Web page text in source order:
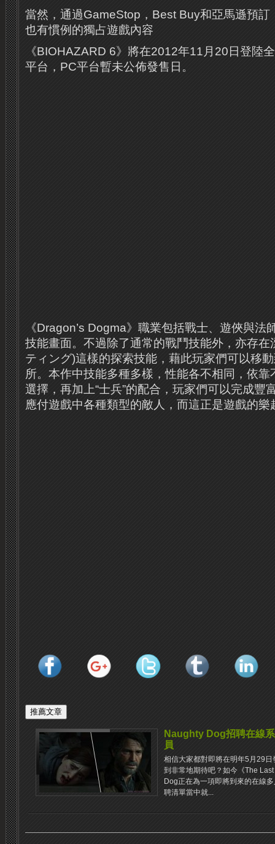
當然，通過GameStop，Best Buy和亞馬遜預訂
也有慣例的獨占遊戲內容
《BIOHAZARD 6》將在2012年11月20日登陸
平台，PC平台暫未公佈發售日。
《Dragon’s Dogma》職業包括戰士、遊俠與法
技能畫面。不過除了通常的戰鬥技能外，亦存
ティング)這樣的探索技能，藉此玩家們可以移
所。本作中技能多種多樣，性能各不相同，依
選擇，再加上“士兵”的配合，玩家們可以完成豐
應付遊戲中各種類型的敵人，而這正是遊戲的樂
Naughty Dog招聘在線
員
相信大家都對即將在明年5月29
到非常地期待吧？如今《The
Dog正在為一項即將到來的在線
聘清單當中就...